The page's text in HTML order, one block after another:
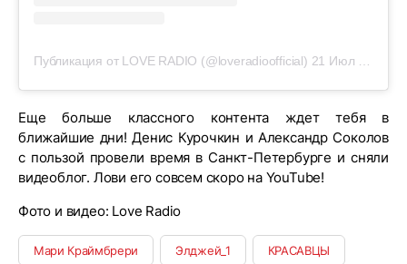
Публикация от LOVE RADIO (@loveradioofficial) 21 Июл 2019 в 12:57 PDT
Еще больше классного контента ждет тебя в
ближайшие дни! Денис Курочкин и Александр Соколов
с пользой провели время в Санкт-Петербурге и сняли
видеоблог. Лови его совсем скоро на YouTube!
Фото и видео: Love Radio
Мари Краймбрери Элджей_1 КРАСАВЦЫ